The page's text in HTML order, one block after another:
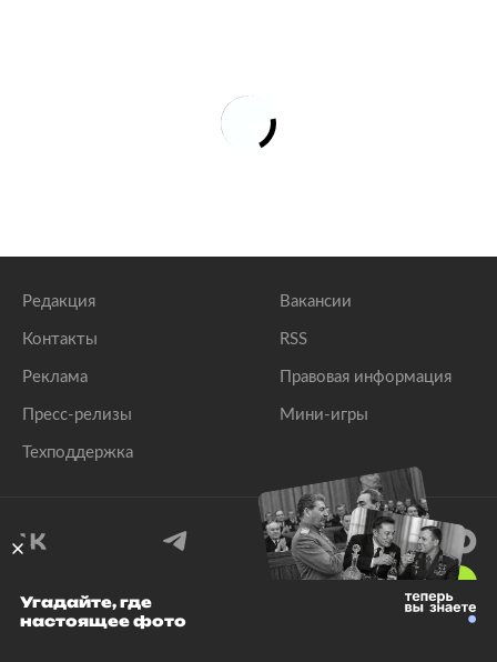
Редакция
Контакты
Реклама
Пресс-релизы
Техподдержка
Вакансии
RSS
Правовая информация
Мини-игры
© 1999–2026 Все права защищены.
Угадайте, где
настоящее фото